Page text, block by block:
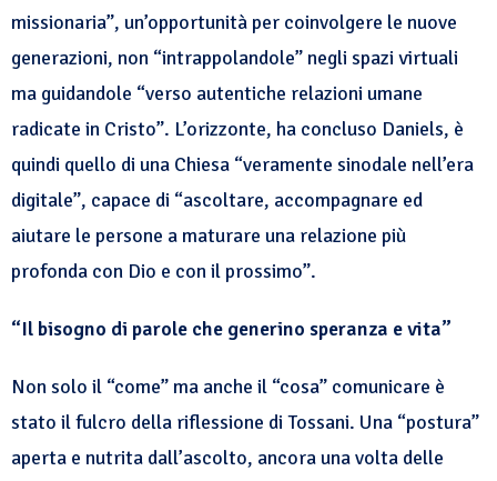
missionaria”, un’opportunità per coinvolgere le nuove
generazioni, non “intrappolandole” negli spazi virtuali
ma guidandole “verso autentiche relazioni umane
radicate in Cristo”. L’orizzonte, ha concluso Daniels, è
quindi quello di una Chiesa “veramente sinodale nell’era
digitale”, capace di “ascoltare, accompagnare ed
aiutare le persone a maturare una relazione più
profonda con Dio e con il prossimo”.
“Il bisogno di parole che generino speranza e vita”
Non solo il “come” ma anche il “cosa” comunicare è
stato il fulcro della riflessione di Tossani. Una “postura”
aperta e nutrita dall’ascolto, ancora una volta delle